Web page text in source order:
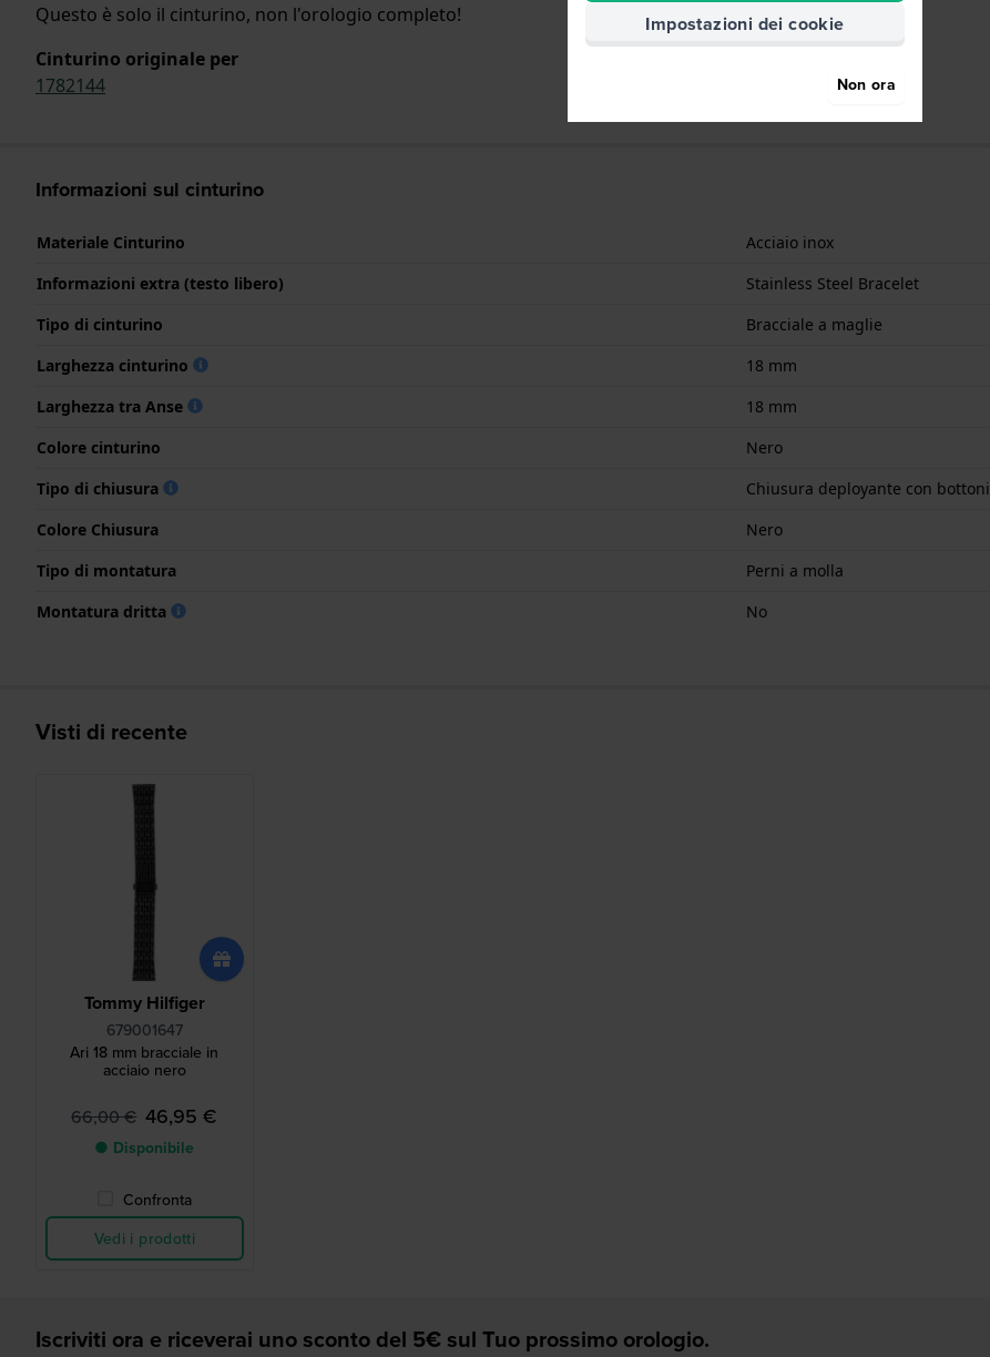
Questo è solo il cinturino, non l'orologio completo!
Cinturino originale per
1782144
Informazioni sul cinturino
Materiale Cinturino
Acciaio inox
Informazioni extra (testo libero)
Stainless Steel Bracelet
Tipo di cinturino
Bracciale a maglie
Larghezza cinturino
18 mm
Larghezza tra Anse
18 mm
Colore cinturino
Nero
Tipo di chiusura
Chiusura deployante con bottoni
Colore Chiusura
Nero
Tipo di montatura
Perni a molla
Montatura dritta
No
Visti di recente
Tommy Hilfiger
679001647
Ari 18 mm bracciale in
acciaio nero
66,00 € 46,95 €
● Disponibile
Confronta
Vedi i prodotti
Iscriviti ora e riceverai uno sconto del 5€ sul Tuo prossimo orologio.
Impostazioni dei cookie
Non ora